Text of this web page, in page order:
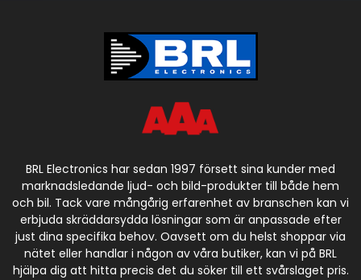
BRL Electronics har sedan 1997 försett sina kunder med
marknadsledande ljud- och bild-produkter till både hem
och bil. Tack vare mångårig erfarenhet av branschen kan vi
erbjuda skräddarsydda lösningar som är anpassade efter
just dina specifika behov. Oavsett om du helst shoppar via
nätet eller handlar i någon av våra butiker, kan vi på BRL
hjälpa dig att hitta precis det du söker till ett svårslaget pris.